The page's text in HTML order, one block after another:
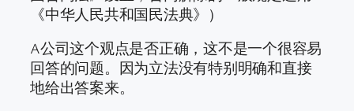
《中华人民共和国民法典》）
A公司这个观点是否正确，这不是一个很容易
回答的问题。因为立法没有特别明确和直接
地给出答案来。